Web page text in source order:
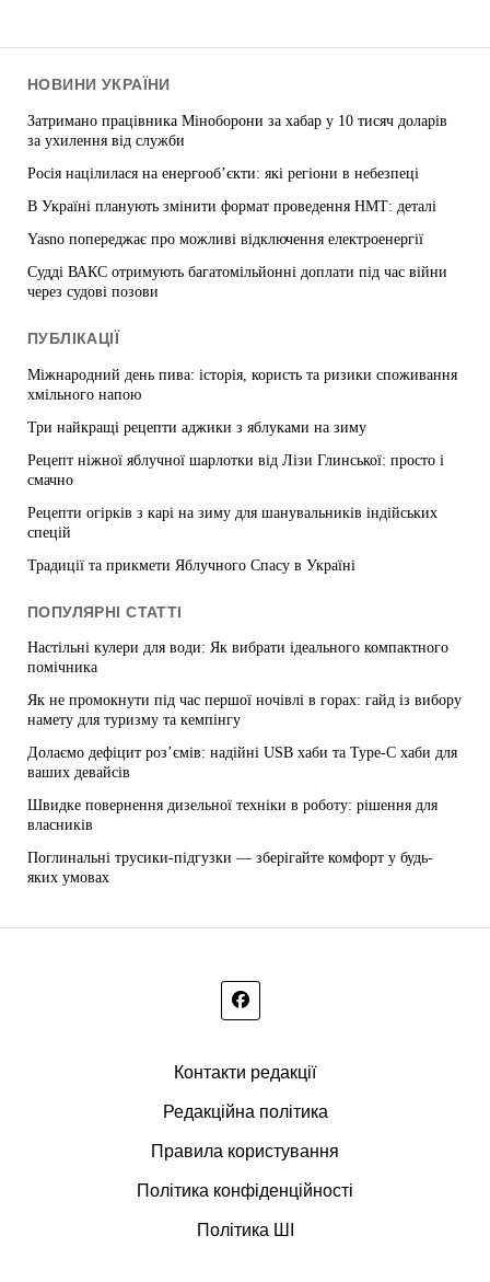
НОВИНИ УКРАЇНИ
Затримано працівника Міноборони за хабар у 10 тисяч доларів
за ухилення від служби
Росія націлилася на енергооб’єкти: які регіони в небезпеці
В Україні планують змінити формат проведення НМТ: деталі
Yasno попереджає про можливі відключення електроенергії
Судді ВАКС отримують багатомільйонні доплати під час війни
через судові позови
ПУБЛІКАЦІЇ
Міжнародний день пива: історія, користь та ризики споживання
хмільного напою
Три найкращі рецепти аджики з яблуками на зиму
Рецепт ніжної яблучної шарлотки від Лізи Глинської: просто і
смачно
Рецепти огірків з карі на зиму для шанувальників індійських
спецій
Традиції та прикмети Яблучного Спасу в Україні
ПОПУЛЯРНІ СТАТТІ
Настільні кулери для води: Як вибрати ідеального компактного
помічника
Як не промокнути під час першої ночівлі в горах: гайд із вибору
намету для туризму та кемпінгу
Долаємо дефіцит роз’ємів: надійні USB хаби та Type-C хаби для
ваших девайсів
Швидке повернення дизельної техніки в роботу: рішення для
власників
Поглинальні трусики-підгузки — зберігайте комфорт у будь-
яких умовах
Контакти редакції
Редакційна політика
Правила користування
Політика конфіденційності
Політика ШІ